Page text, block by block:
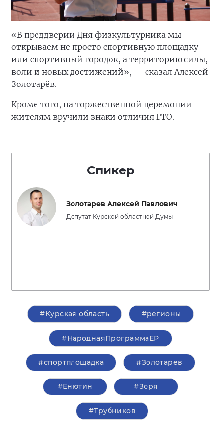
«В преддверии Дня физкультурника мы
открываем не просто спортивную площадку
или спортивный городок, а территорию силы,
воли и новых достижений», — сказал Алексей
Золотарёв.
Кроме того, на торжественной церемонии
жителям вручили знаки отличия ГТО.
Спикер
Золотарев Алексей Павлович
Депутат Курской областной Думы
#Курская область #регионы
#НароднаяПрограммаЕР
#спортплощадка #Золотарев
#Енютин #Зоря
#Трубников